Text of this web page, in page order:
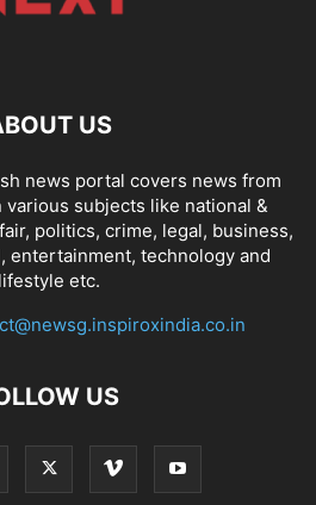
US
news portal covers news from
various subjects like national &
politics, crime, legal, business,
entertainment, technology and
lifestyle etc.
US